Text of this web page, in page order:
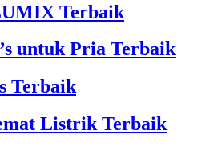
Terbaik
untuk Pria Terbaik
Terbaik
Listrik Terbaik